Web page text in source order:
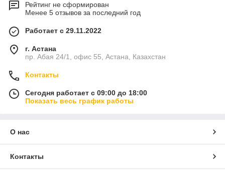
Рейтинг не сформирован
Менее 5 отзывов за последний год
Работает с 29.11.2022
г. Астана
пр. Абая 24/1, офис 55, Астана, Казахстан
Контакты
Сегодня работает с 09:00 до 18:00
Показать весь график работы
О нас
Контакты